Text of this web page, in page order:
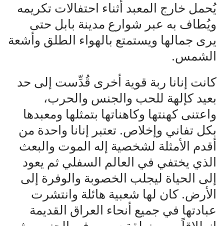
يُحمل خارج المعبد أثناء احتفالات تكريمه
ويُطاف به عبر شوارع مدينة بابل حتى
يرى جمالها ويستمتع بالهواء الطلق وأشعة
الشمس.
كانت إنانا ربة قوية أخرى قُدِّست إلى حد
بعيد كإلهة للحب والجنس والحرب،
واعتنى كهنتها وكاهناتها بتمثلها ومعبدها
بكل تفاني وإخلاص. تعتبر إنانا واحدة من
أقدم الأمثلة لشخصية إله الموت والبعث
الذي يختفي في العالم السفلي ثم يعود
إلى الحياة ليجلب الخصوبة والوفرة إلى
الأرض. كان لها شعبية هائلة وانتشرت
عبادتها في جميع أنحاء العراق القديمة